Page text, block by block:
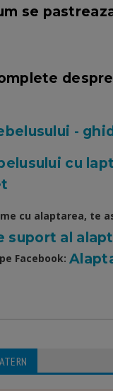
se
-
cu
cu alaptarea, te
suport al
Facebook: